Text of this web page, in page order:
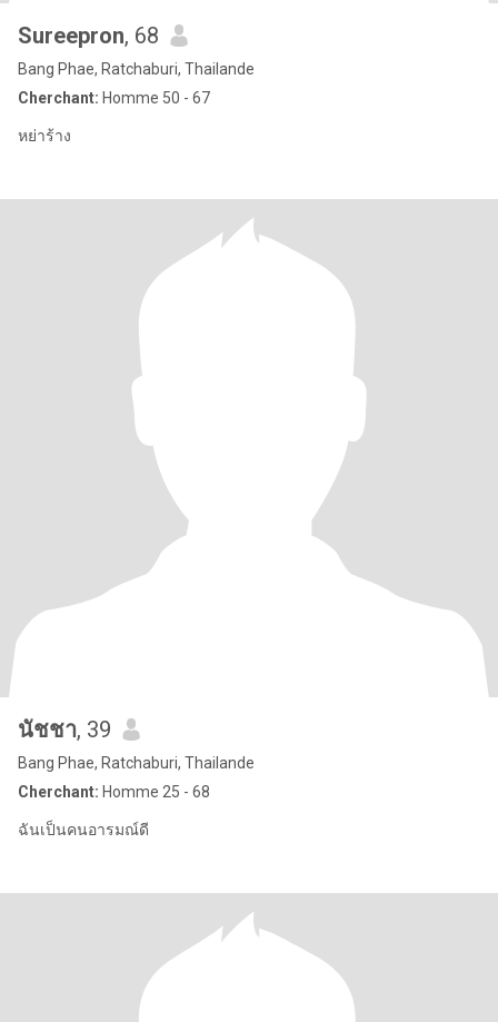
Sureepron, 68
Bang Phae, Ratchaburi, Thailande
Cherchant: Homme 50 - 67
หย่าร้าง
นัชชา, 39
Bang Phae, Ratchaburi, Thailande
Cherchant: Homme 25 - 68
ฉันเป็นคนอารมณ์ดี